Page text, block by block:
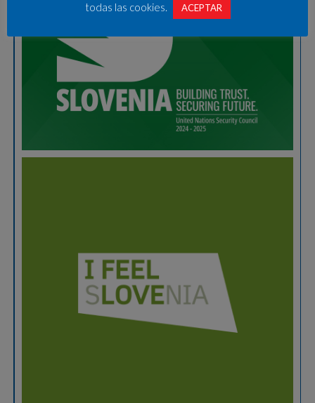
todas las cookies.
ACEPTAR